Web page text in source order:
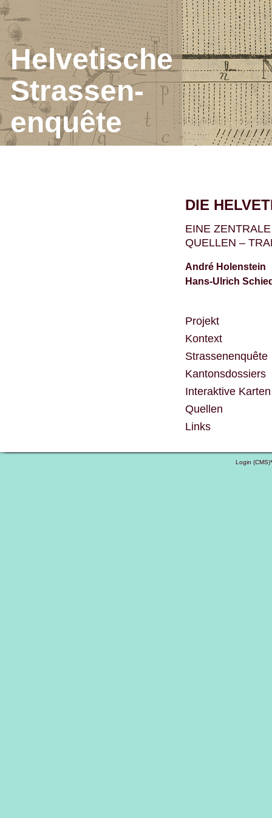
Helvetische
Strassen-
enquête
DIE
EINE
QUELLEN –
André Holenstein
Hans-Ulrich
Projekt
Kontext
Strassenenquête
Kantonsdossiers
Interaktive Karten
Quellen
Links
Login (CMS)*